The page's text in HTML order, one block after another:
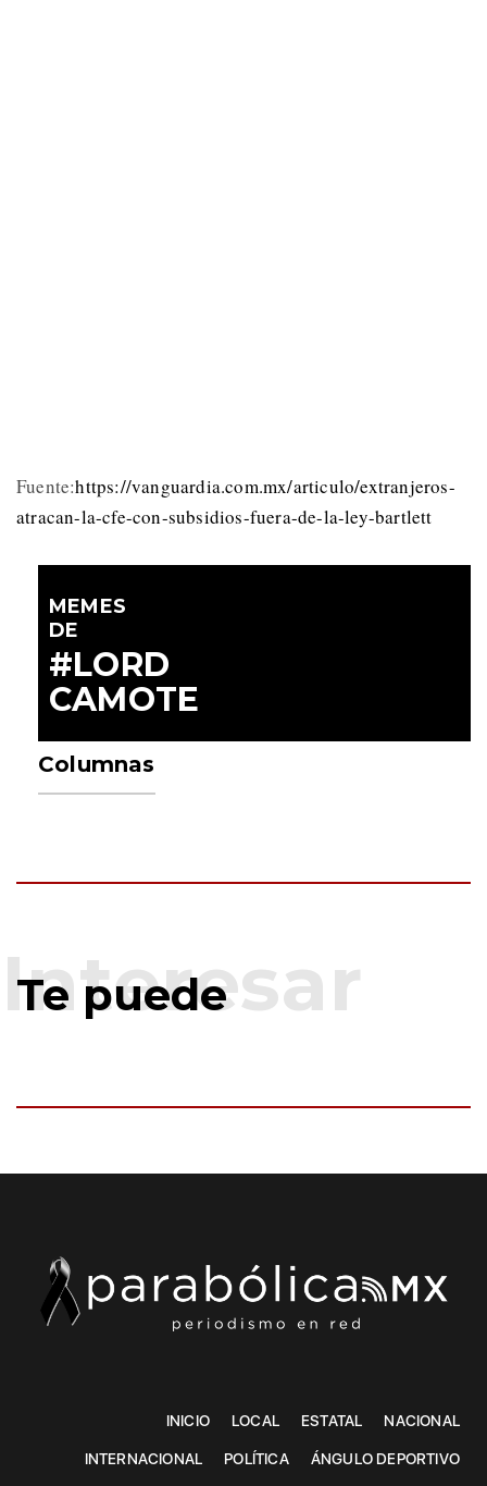
Fuente:https://vanguardia.com.mx/articulo/extranjeros-
atracan-la-cfe-con-subsidios-fuera-de-la-ley-bartlett
MEMES
DE
#LORD
CAMOTE
Columnas
Te puede
INICIO LOCAL ESTATAL NACIONAL
INTERNACIONAL POLÍTICA ÁNGULO DEPORTIVO